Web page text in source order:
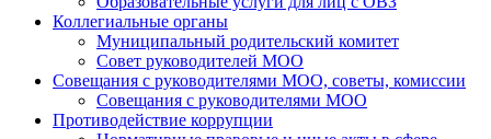
Коллегиальные органы
Муниципальный родительский комитет
Совет руководителей МОО
Совещания с руководителями МОО, советы, комиссии
Совещания с руководителями МОО
Противодействие коррупции